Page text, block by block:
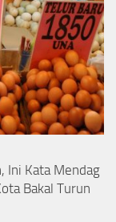
Ini Kata Mendag
Bakal Turun